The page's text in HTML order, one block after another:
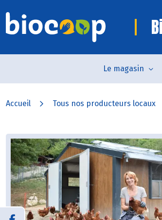
Le magasin
Accueil Tous nos producteurs locaux